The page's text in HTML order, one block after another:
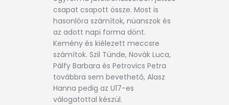
csapat csapott össze. Most is
hasonlóra számítok, nüanszok és
az adott napi forma dönt.
Kemény és kiélezett meccsre
számítok. Szil Tünde, Novák Luca,
Pálfy Barbara és Petrovics Petra
továbbra sem bevethető, Alasz
Hanna pedig az U17-es
válogatottal készül.